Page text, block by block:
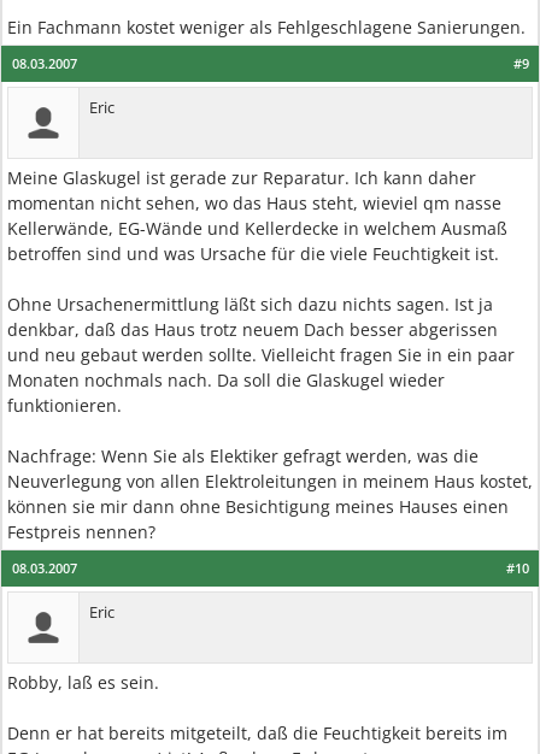
Ein Fachmann kostet weniger als Fehlgeschlagene Sanierungen.
#9
08.03.2007
Eric
Meine Glaskugel ist gerade zur Reparatur. Ich kann daher
momentan nicht sehen, wo das Haus steht, wieviel qm nasse
Kellerwände, EG-Wände und Kellerdecke in welchem Ausmaß
betroffen sind und was Ursache für die viele Feuchtigkeit ist.
Ohne Ursachenermittlung läßt sich dazu nichts sagen. Ist ja
denkbar, daß das Haus trotz neuem Dach besser abgerissen
und neu gebaut werden sollte. Vielleicht fragen Sie in ein paar
Monaten nochmals nach. Da soll die Glaskugel wieder
funktionieren.
Nachfrage: Wenn Sie als Elektiker gefragt werden, was die
Neuverlegung von allen Elektroleitungen in meinem Haus kostet,
können sie mir dann ohne Besichtigung meines Hauses einen
Festpreis nennen?
#10
08.03.2007
Eric
Robby, laß es sein.
Denn er hat bereits mitgeteilt, daß die Feuchtigkeit bereits im